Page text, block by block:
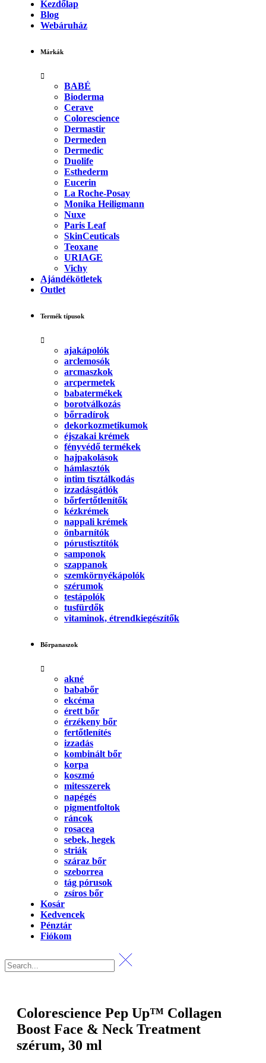
Kezdőlap
Blog
Webáruház
Márkák
BABÉ
Bioderma
Cerave
Colorescience
Dermastir
Dermeden
Dermedic
Duolife
Esthederm
Eucerin
La Roche-Posay
Monika Heiligmann
Nuxe
Paris Leaf
SkinCeuticals
Teoxane
URIAGE
Vichy
Ajándékötletek
Outlet
Termék típusok
ajakápolók
arclemosók
arcmaszkok
arcpermetek
babatermékek
borotválkozás
bőrradírok
dekorkozmetikumok
éjszakai krémek
fényvédő termékek
hajpakolások
hámlasztók
intim tisztálkodás
izzadásgátlók
bőrfertőtlenítők
kézkrémek
nappali krémek
önbarnítók
pórustisztítók
samponok
szappanok
szemkörnyékápolók
szérumok
testápolók
tusfürdők
vitaminok, étrendkiegészítők
Bőrpanaszok
akné
bababőr
ekcéma
érett bőr
érzékeny bőr
fertőtlenítés
izzadás
kombinált bőr
korpa
koszmó
mitesszerek
napégés
pigmentfoltok
ráncok
rosacea
sebek, hegek
striák
száraz bőr
szeborrea
tág pórusok
zsíros bőr
Kosár
Kedvencek
Pénztár
Fiókom
Colorescience Pep Up™ Collagen
Boost Face & Neck Treatment
szérum, 30 ml